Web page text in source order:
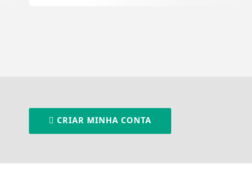
CRIAR MINHA CONTA